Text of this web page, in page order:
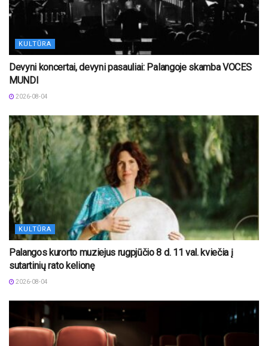
KULTŪRA
Devyni koncertai, devyni pasauliai: Palangoje skamba VOCES
MUNDI
2026-08-04
KULTŪRA
Palangos kurorto muziejus rugpjūčio 8 d. 11 val. kviečia į
sutartinių rato kelionę
2026-08-04